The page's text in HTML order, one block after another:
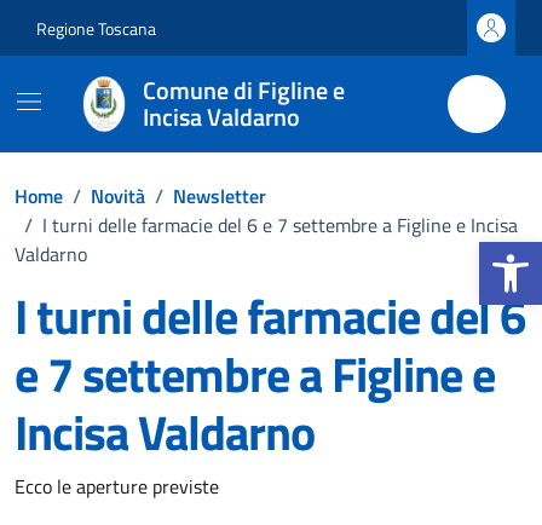
Apri la
Regione Toscana
Comune di Figline e
Incisa Valdarno
Home / Novità / Newsletter
/ I turni delle farmacie del 6 e 7 settembre a Figline e Incisa
Valdarno
I turni delle farmacie del 6
e 7 settembre a Figline e
Incisa Valdarno
Dettagli della notizia
Ecco le aperture previste